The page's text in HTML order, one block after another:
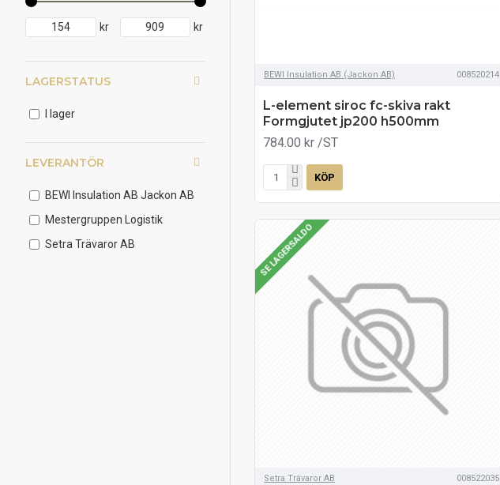
kr kr
LEVERANTÖR
BEWI Insulation AB Jackon AB
Mestergruppen Logistik
Setra Trävaror AB
LAGERSTATUS
I lager
BEWI Insulation AB (Jackon AB) 008520214
L-element siroc fc-skiva rakt
Formgjutet jp200 h500mm
784.00 kr /ST
KÖP
SE LAGERSALDO
Setra Trävaror AB 008522035